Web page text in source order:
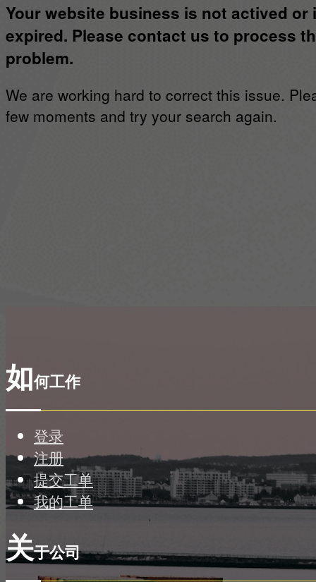
Your website business is not actived or
expired. Please contact us to process
problem.
We are working hard to correct this issue.
few moments and try your search again.
如何工作
登录
注册
提交工单
我的工单
关于公司